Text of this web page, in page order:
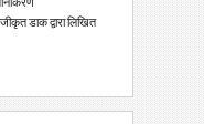
डाक द्वारा लिखित